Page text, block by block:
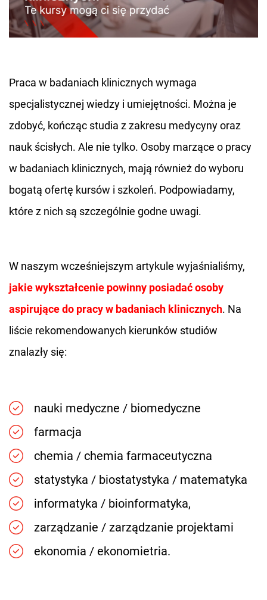
Praca w badaniach klinicznych wymaga
specjalistycznej wiedzy i umiejętności. Można je
zdobyć, kończąc studia z zakresu medycyny oraz
nauk ścisłych. Ale nie tylko. Osoby marzące o pracy
w badaniach klinicznych, mają również do wyboru
bogatą ofertę kursów i szkoleń. Podpowiadamy,
które z nich są szczególnie godne uwagi.
W naszym wcześniejszym artykule wyjaśnialiśmy,
jakie wykształcenie powinny posiadać osoby
aspirujące do pracy w badaniach klinicznych. Na
liście rekomendowanych kierunków studiów
znalazły się:
nauki medyczne / biomedyczne
farmacja
chemia / chemia farmaceutyczna
statystyka / biostatystyka / matematyka
informatyka / bioinformatyka,
zarządzanie / zarządzanie projektami
ekonomia / ekonomietria.